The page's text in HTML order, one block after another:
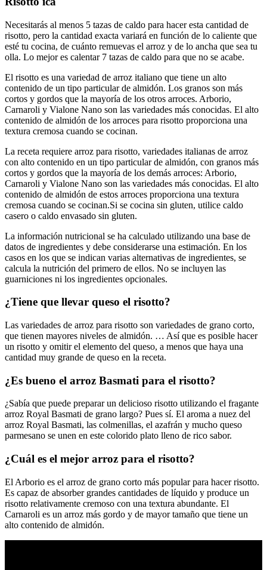
Necesitarás al menos 5 tazas de caldo para hacer esta cantidad de
risotto, pero la cantidad exacta variará en función de lo caliente que
esté tu cocina, de cuánto remuevas el arroz y de lo ancha que sea tu
olla. Lo mejor es calentar 7 tazas de caldo para que no se acabe.
El risotto es una variedad de arroz italiano que tiene un alto
contenido de un tipo particular de almidón. Los granos son más
cortos y gordos que la mayoría de los otros arroces. Arborio,
Carnaroli y Vialone Nano son las variedades más conocidas. El alto
contenido de almidón de los arroces para risotto proporciona una
textura cremosa cuando se cocinan.
La receta requiere arroz para risotto, variedades italianas de arroz
con alto contenido en un tipo particular de almidón, con granos más
cortos y gordos que la mayoría de los demás arroces: Arborio,
Carnaroli y Vialone Nano son las variedades más conocidas. El alto
contenido de almidón de estos arroces proporciona una textura
cremosa cuando se cocinan.Si se cocina sin gluten, utilice caldo
casero o caldo envasado sin gluten.
La información nutricional se ha calculado utilizando una base de
datos de ingredientes y debe considerarse una estimación. En los
casos en los que se indican varias alternativas de ingredientes, se
calcula la nutrición del primero de ellos. No se incluyen las
guarniciones ni los ingredientes opcionales.
¿Tiene que llevar queso el risotto?
Las variedades de arroz para risotto son variedades de grano corto,
que tienen mayores niveles de almidón. … Así que es posible hacer
un risotto y omitir el elemento del queso, a menos que haya una
cantidad muy grande de queso en la receta.
¿Es bueno el arroz Basmati para el risotto?
¿Sabía que puede preparar un delicioso risotto utilizando el fragante
arroz Royal Basmati de grano largo? Pues sí. El aroma a nuez del
arroz Royal Basmati, las colmenillas, el azafrán y mucho queso
parmesano se unen en este colorido plato lleno de rico sabor.
¿Cuál es el mejor arroz para el risotto?
El Arborio es el arroz de grano corto más popular para hacer risotto.
Es capaz de absorber grandes cantidades de líquido y produce un
risotto relativamente cremoso con una textura abundante. El
Carnaroli es un arroz más gordo y de mayor tamaño que tiene un
alto contenido de almidón.